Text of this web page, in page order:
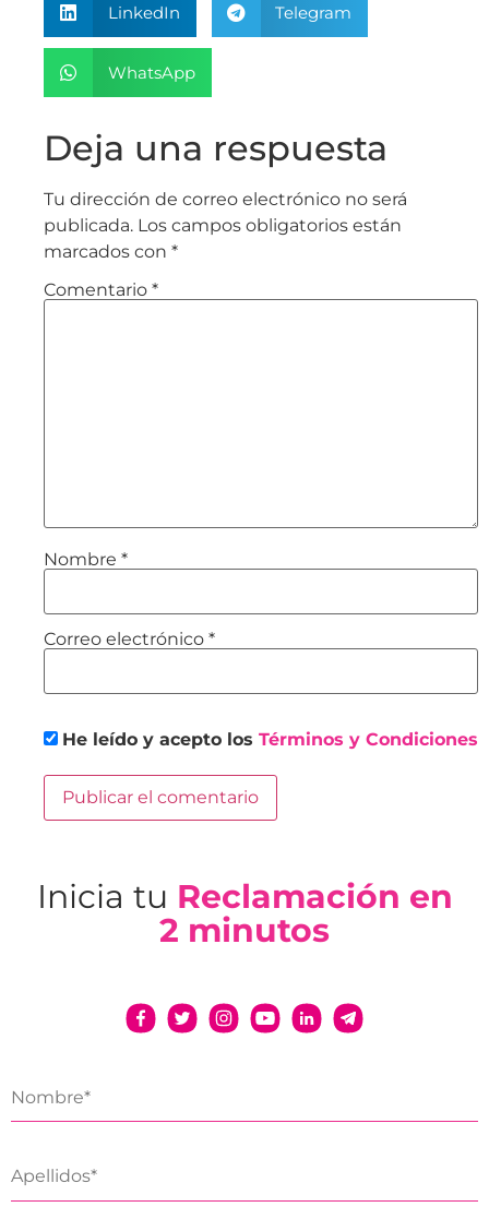
LinkedIn Telegram
WhatsApp
Deja una respuesta
Tu dirección de correo electrónico no será
publicada. Los campos obligatorios están
marcados con *
Comentario *
Nombre *
Correo electrónico *
He leído y acepto los Términos y Condiciones
Inicia tu Reclamación en
2 minutos